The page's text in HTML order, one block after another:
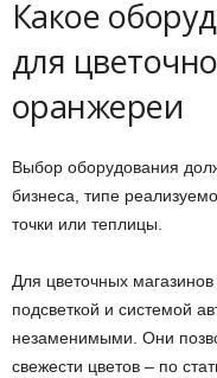
Какое
для
оранжереи
Выбор оборудования
бизнеса, типе
точки или теплицы.
Для цветочных
подсветкой и системой
незаменимыми. Они
свежести цветов – по